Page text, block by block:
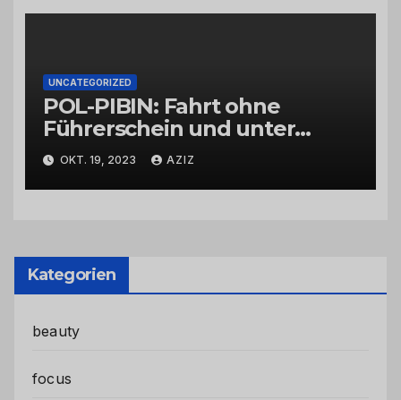
UNCATEGORIZED
POL-PIBIN: Fahrt ohne
Führerschein und unter
Einfluss von Drogen
OKT. 19, 2023 AZIZ
Kategorien
beauty
focus